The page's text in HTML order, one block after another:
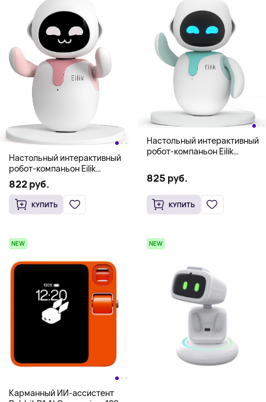
Настольный интерактивный
робот-компаньон Eilik
Energize Lab, розовый
822 руб.
КУПИТЬ
Настольный интерактивный
робот-компаньон Eilik
825 руб.
КУПИТЬ
NEW
Карманный ИИ-ассистент
NEW